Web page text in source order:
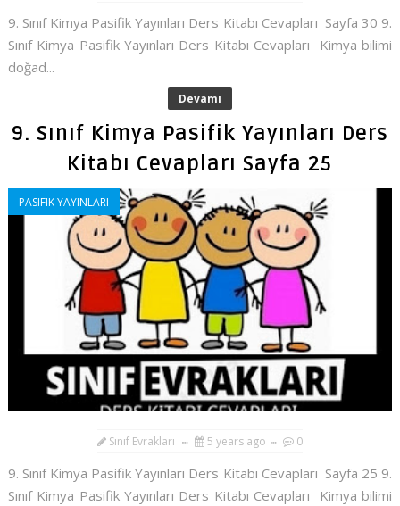
9. Sınıf Kimya Pasifik Yayınları Ders Kitabı Cevapları Sayfa 30 9.
Sınıf Kimya Pasifik Yayınları Ders Kitabı Cevapları Kimya bilimi
doğad...
Devamı
9. Sınıf Kimya Pasifik Yayınları Ders
Kitabı Cevapları Sayfa 25
PASIFIK YAYINLARI
Sınıf Evrakları 5 years ago 0
9. Sınıf Kimya Pasifik Yayınları Ders Kitabı Cevapları Sayfa 25 9.
Sınıf Kimya Pasifik Yayınları Ders Kitabı Cevapları Kimya bilimi